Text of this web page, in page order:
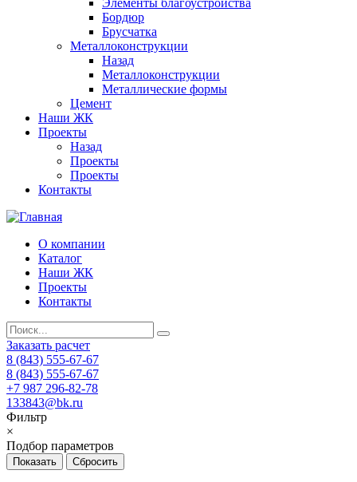
Элементы благоустройства
Бордюр
Брусчатка
Металлоконструкции
Назад
Металлоконструкции
Металлические формы
Цемент
Наши ЖК
Проекты
Назад
Проекты
Проекты
Контакты
О компании
Каталог
Наши ЖК
Проекты
Контакты
Заказать расчет
8 (843) 555-67-67
8 (843) 555-67-67
+7 987 296-82-78
133843@bk.ru
Фильтр
×
Подбор параметров